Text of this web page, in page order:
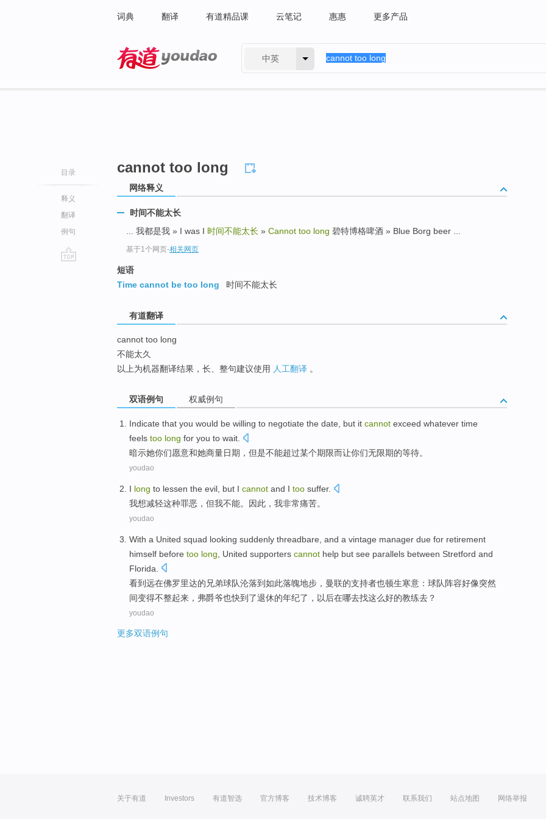
词典 翻译 有道精品课 云笔记 惠惠 更多产品
中英
目录
释义
翻译
例句
cannot too long
网络释义
时间不能太长
... 我都是我 » I was I 时间不能太长 » Cannot too long 碧特博格啤酒 » Blue Borg beer ...
基于1个网页-相关网页
短语
Time cannot be too long
时间不能太长
有道翻译
cannot too long
不能太久
以上为机器翻译结果，长、整句建议使用 人工翻译 。
双语例句 权威例句
Indicate that you would be willing to negotiate the date but it cannot exceed whatever time
feels too long for you to wait.
暗示她你们愿意和她商量日期 ， 但是不能超过某个期限而让你们无限期的等待。
youdao
I long to lessen the evil but I cannot and I too suffer.
我想减轻这种罪恶 ， 但我不能。因此，我非常痛苦。
youdao
With a United squad looking suddenly threadbare , and a vintage manager due for retirement
himself before too long United supporters cannot help but see parallels between Stretford and
Florida
看到远在佛罗里达的兄弟球队沦落到如此落魄地步， 曼联的支持者也顿生寒意：球队阵容好像突然
间变得不整起来，弗爵爷也快到了退休的年纪了，以后在哪去找这么好的教练去？
youdao
更多双语例句
关于有道 Investors 有道智选 官方博客 技术博客 诚聘英才 联系我们 站点地图 网络举报